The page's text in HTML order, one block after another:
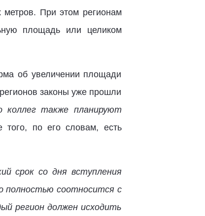
При этом регионам
площадь или целиком
об увеличении площади
законы уже прошли
коллег также планируют
того, по его словам, есть
срок со дня вступления
полностью соотносится с
регион должен исходить